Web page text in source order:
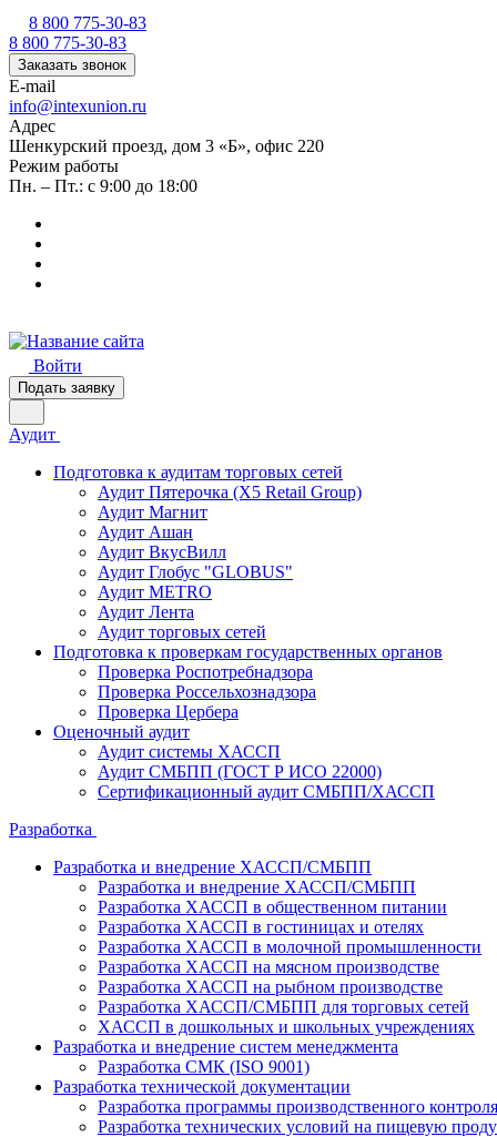
8 800 775-30-83
8 800 775-30-83
Заказать звонок
E-mail
info@intexunion.ru
Адрес
Шенкурский проезд, дом 3 «Б», офис 220
Режим работы
Пн. – Пт.: с 9:00 до 18:00
Войти
Подать заявку
Аудит
Подготовка к аудитам торговых сетей
Аудит Пятерочка (X5 Retail Group)
Аудит Магнит
Аудит Ашан
Аудит ВкусВилл
Аудит Глобус "GLOBUS"
Аудит METRO
Аудит Лента
Аудит торговых сетей
Подготовка к проверкам государственных органов
Проверка Роспотребнадзора
Проверка Россельхознадзора
Проверка Цербера
Оценочный аудит
Аудит системы ХАССП
Аудит СМБПП (ГОСТ Р ИСО 22000)
Сертификационный аудит СМБПП/ХАССП
Разработка
Разработка и внедрение ХАССП/СМБПП
Разработка и внедрение ХАССП/СМБПП
Разработка ХАССП в общественном питании
Разработка ХАССП в гостиницах и отелях
Разработка ХАССП в молочной промышленности
Разработка ХАССП на мясном производстве
Разработка ХАССП на рыбном производстве
Разработка ХАССП/СМБПП для торговых сетей
ХАССП в дошкольных и школьных учреждениях
Разработка и внедрение систем менеджмента
Разработка СМК (ISO 9001)
Разработка технической документации
Разработка программы производственного
Разработка технических условий на пищевую